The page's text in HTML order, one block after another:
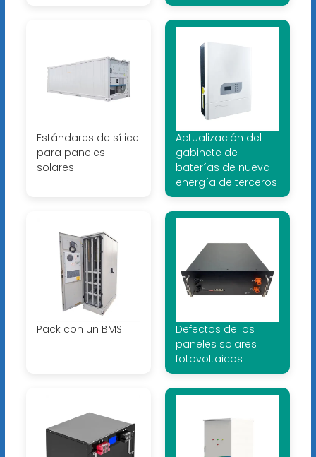
Estándares de sílice
para paneles
solares
Actualización del
gabinete de
baterías de nueva
energía de terceros
Pack con un BMS
Defectos de los
paneles solares
fotovoltaicos